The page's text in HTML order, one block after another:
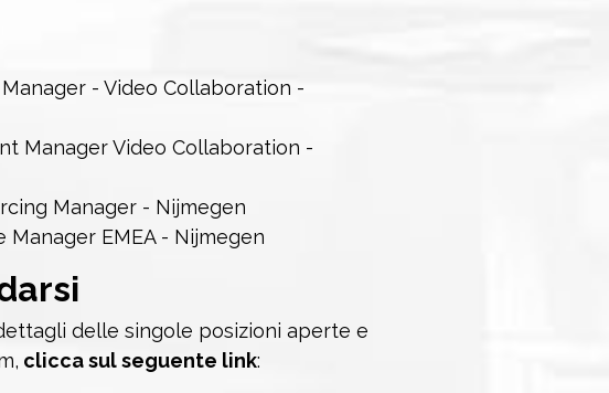
- Video Collaboration -
Manager Video Collaboration -
Manager - Nijmegen
Manager EMEA - Nijmegen
delle singole posizioni aperte e
clicca sul seguente link: